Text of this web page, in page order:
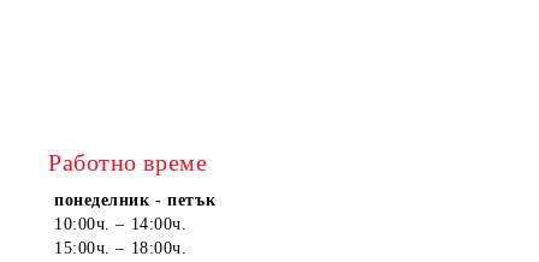
Работно време
понеделник - петък
10:00ч. – 14:00ч.
15:00ч. – 18:00ч.